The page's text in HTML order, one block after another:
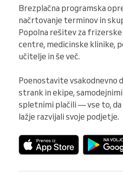
Brezplačna programska
načrtovanje terminov in
Popolna rešitev za
centre, medicinske klinike,
učitelje in še več.
Poenostavite vsakodnevno
strank in ekipe,
spletnimi plačili — vse to,
lažje razvijali svoje podjetje.